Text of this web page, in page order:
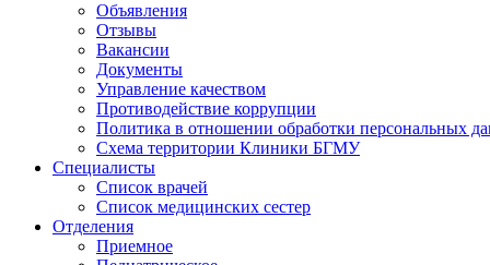
Объявления
Отзывы
Вакансии
Документы
Управление качеством
Противодействие коррупции
Политика в отношении обработки персональных
Схема территории Клиники БГМУ
Специалисты
Список врачей
Список медицинских сестер
Отделения
Приемное